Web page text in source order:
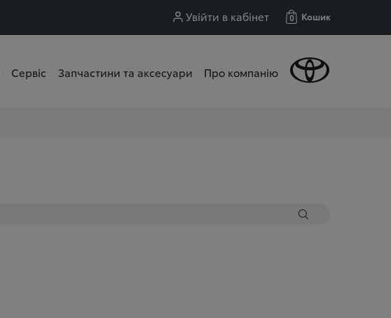
Увійти в кабінет 0 Кошик
Сервіс Запчастини та аксесуари Про компанію